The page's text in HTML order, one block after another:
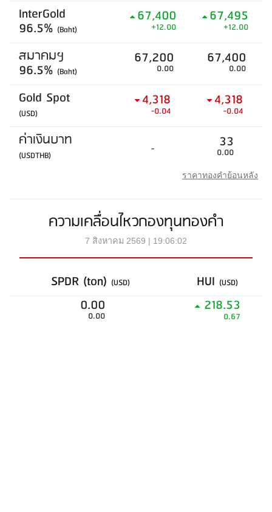
InterGold
96.5% (Baht)
67,400
+12.00
67,495
+12.00
สมาคมฯ
96.5% (Baht)
67,200
0.00
67,400
0.00
Gold Spot
(USD)
4,318
-0.04
4,318
-0.04
ค่าเงินบาท
(USDTHB) - 33
0.00
ราคาทองคำย้อนหลัง
ความเคลื่อนไหวกองทุนทองคำ
7 สิงหาคม 2569 | 19:06:02
SPDR (ton) (USD) HUI (USD)
0.00
0.00
218.53
0.67